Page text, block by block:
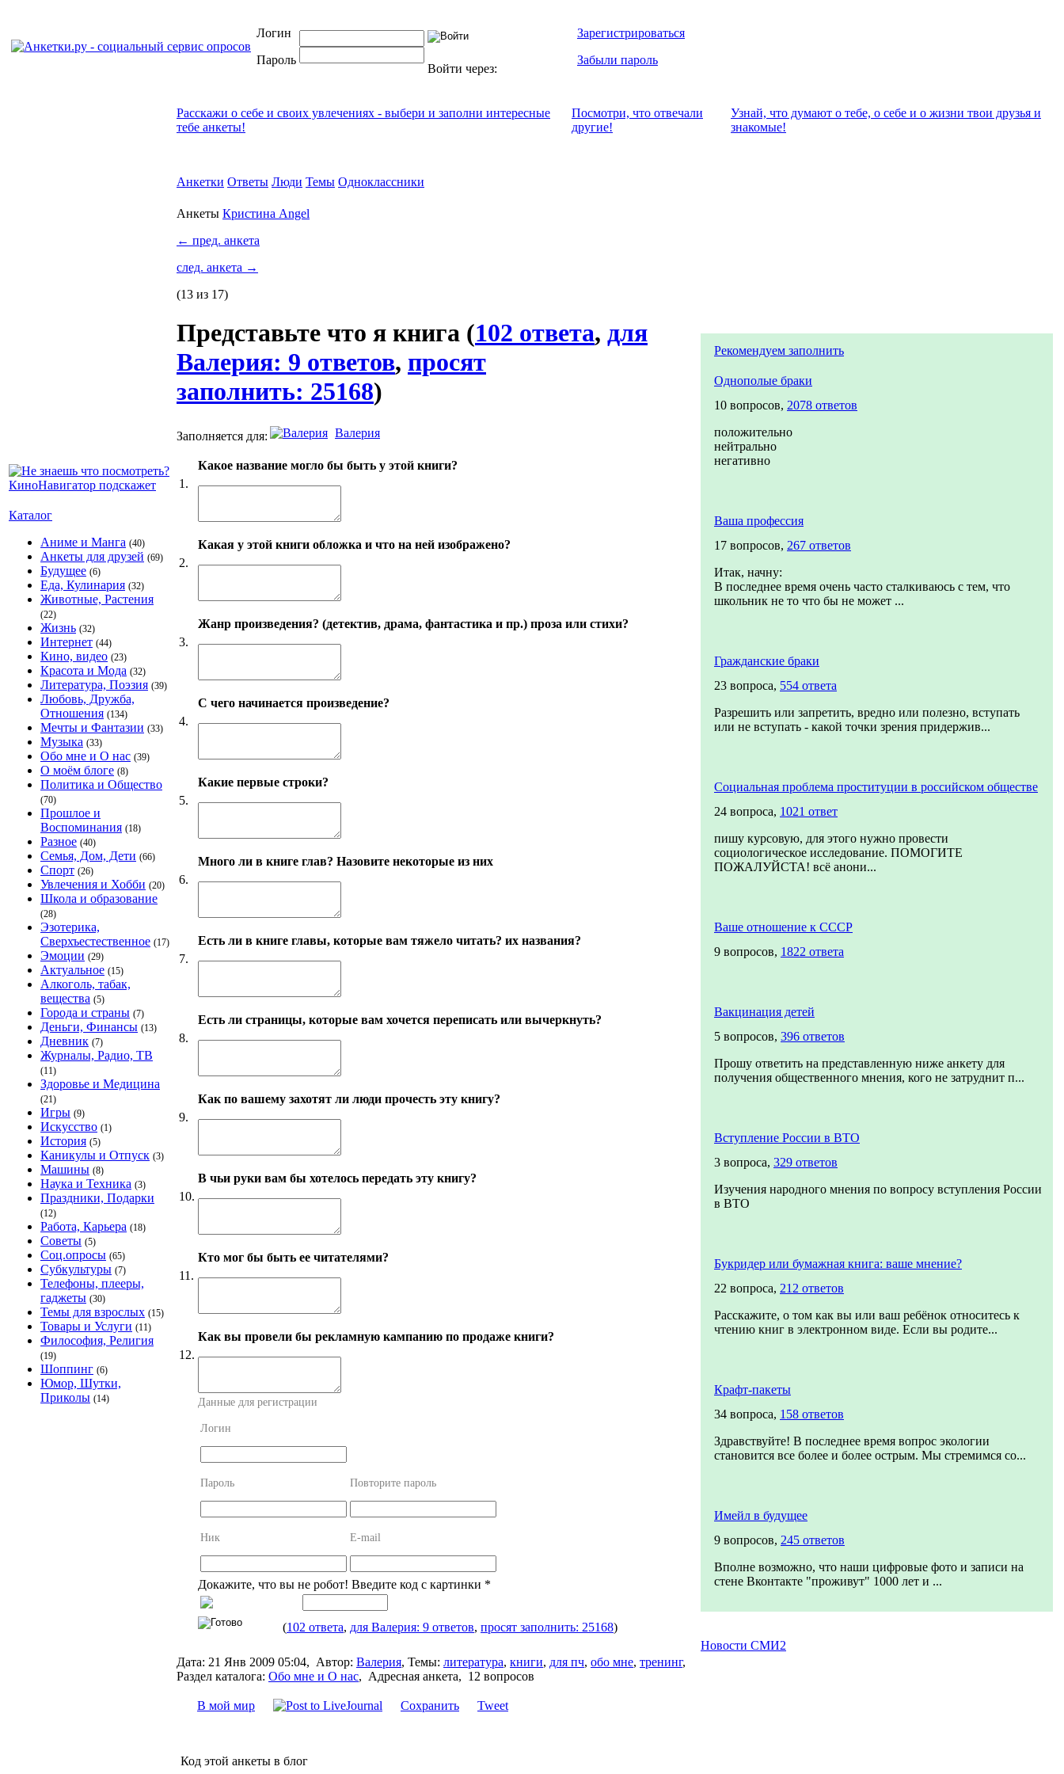
Логин
Пароль
Войти через:
Зарегистрироваться
Забыли пароль
Каталог
Аниме и Манга (40)
Анкеты для друзей (69)
Будущее (6)
Еда, Кулинария (32)
Животные, Растения
(22)
Жизнь (32)
Интернет (44)
Кино, видео (23)
Красота и Мода (32)
Литература, Поэзия (39)
Любовь, Дружба,
Отношения (134)
Мечты и Фантазии (33)
Музыка (33)
Обо мне и О нас (39)
О моём блоге (8)
Политика и Общество
(70)
Прошлое и
Воспоминания (18)
Разное (40)
Семья, Дом, Дети (66)
Спорт (26)
Увлечения и Хобби (20)
Школа и образование
(28)
Эзотерика,
Сверхъестественное (17)
Эмоции (29)
Актуальное (15)
Алкоголь, табак,
вещества (5)
Города и страны (7)
Деньги, Финансы (13)
Дневник (7)
Журналы, Радио, ТВ
(11)
Здоровье и Медицина
(21)
Игры (9)
Искусство (1)
История (5)
Каникулы и Отпуск (3)
Машины (8)
Наука и Техника (3)
Праздники, Подарки
(12)
Работа, Карьера (18)
Советы (5)
Соц.опросы (65)
Субкультуры (7)
Телефоны, плееры,
гаджеты (30)
Темы для взрослых (15)
Товары и Услуги (11)
Философия, Религия
(19)
Шоппинг (6)
Юмор, Шутки,
Приколы (14)
Расскажи о себе и своих увлечениях - выбери и заполни интересные
тебе анкеты!
Посмотри, что отвeчали
другие!
Узнай, что думают о тебе, о себе и о жизни твои друзья и
знакомые!
Анкетки Ответы Люди Темы Одноклассники
Анкеты Кристина Angel
← пред. анкета
след. анкета →
(13 из 17)
Представьте что я книга (102 ответа, для
Валерия: 9 ответов, просят
заполнить: 25168)
Заполняется для: Валерия
1.
Какое название могло бы быть у этой книги?
2.
Какая у этой книги обложка и что на ней изображено?
3.
Жанр произведения? (детектив, драма, фантастика и пр.) проза или стихи?
4.
С чего начинается произведение?
5.
Какие первые строки?
6.
Много ли в книге глав? Назовите некоторые из них
7.
Есть ли в книге главы, которые вам тяжело читать? их названия?
8.
Есть ли страницы, которые вам хочется переписать или вычеркнуть?
9.
Как по вашему захотят ли люди прочесть эту книгу?
10.
В чьи руки вам бы хотелось передать эту книгу?
11.
Кто мог бы быть ее читателями?
12.
Как вы провели бы рекламную кампанию по продаже книги?
Данные для регистрации
Логин
Пароль Повторите пароль
Ник E-mail
Докажите, что вы не робот! Введите код с картинки *
(102 ответа, для Валерия: 9 ответов, просят заполнить: 25168)
Дата: 21 Янв 2009 05:04, Автор: Валерия, Темы: литература, книги, для пч, обо мне, тренинг,
Раздел каталога: Обо мне и О нас, Адресная анкета, 12 вопросов
В мой мир Сохранить Tweet
Код этой анкеты в блог
Рекомендуем заполнить
Однополые браки
10 вопросов, 2078 ответов
положительно
нейтрально
негативно
Ваша профессия
17 вопросов, 267 ответов
Итак, начну:
В последнее время очень часто сталкиваюсь с тем, что
школьник не то что бы не может ...
Гражданские браки
23 вопроса, 554 ответа
Разрешить или запретить, вредно или полезно, вступать
или не вступать - какой точки зрения придержив...
Социальная проблема проституции в российском обществе
24 вопроса, 1021 ответ
пишу курсовую, для этого нужно провести
социологическое исследование. ПОМОГИТЕ
ПОЖАЛУЙСТА! всё анони...
Ваше отношение к СССР
9 вопросов, 1822 ответа
Вакцинация детей
5 вопросов, 396 ответов
Прошу ответить на представленную ниже анкету для
получения общественного мнения, кого не затруднит п...
Вступление России в ВТО
3 вопроса, 329 ответов
Изучения народного мнения по вопросу вступления России
в ВТО
Букридер или бумажная книга: ваше мнение?
22 вопроса, 212 ответов
Расскажите, о том как вы или ваш ребёнок относитесь к
чтению книг в электронном виде. Если вы родите...
Крафт-пакеты
34 вопроса, 158 ответов
Здравствуйте! В последнее время вопрос экологии
становится все более и более острым. Мы стремимся со...
Имейл в будущее
9 вопросов, 245 ответов
Вполне возможно, что наши цифровые фото и записи на
стене Вконтакте "проживут" 1000 лет и ...
Новости СМИ2